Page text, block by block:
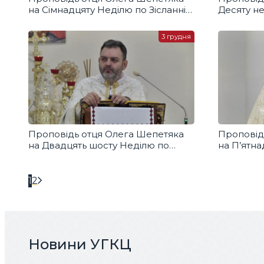
на Сімнадцяту Неділю по Зісланні
Десяту
Проповідь отця Олега Шепетяка
на Двадцять шосту Неділю по
3 грудня
на
12
Новини УГКЦ